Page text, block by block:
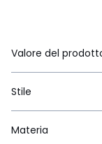
Valore del
Stile
Materia